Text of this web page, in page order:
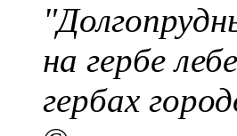
на гербе
гербах